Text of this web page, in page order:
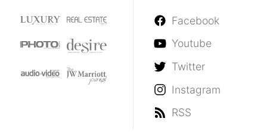
Facebook
Youtube
Twitter
Instagram
RSS